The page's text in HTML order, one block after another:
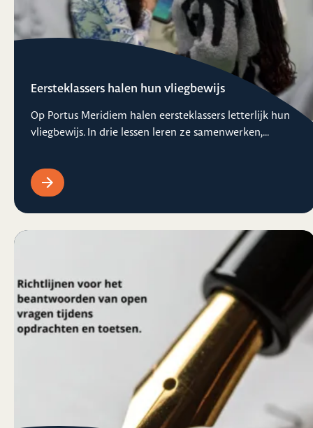
Eersteklassers halen hun vliegbewijs
Op Portus Meridiem halen eersteklassers letterlijk hun
vliegbewijs. In drie lessen leren ze samenwerken,...